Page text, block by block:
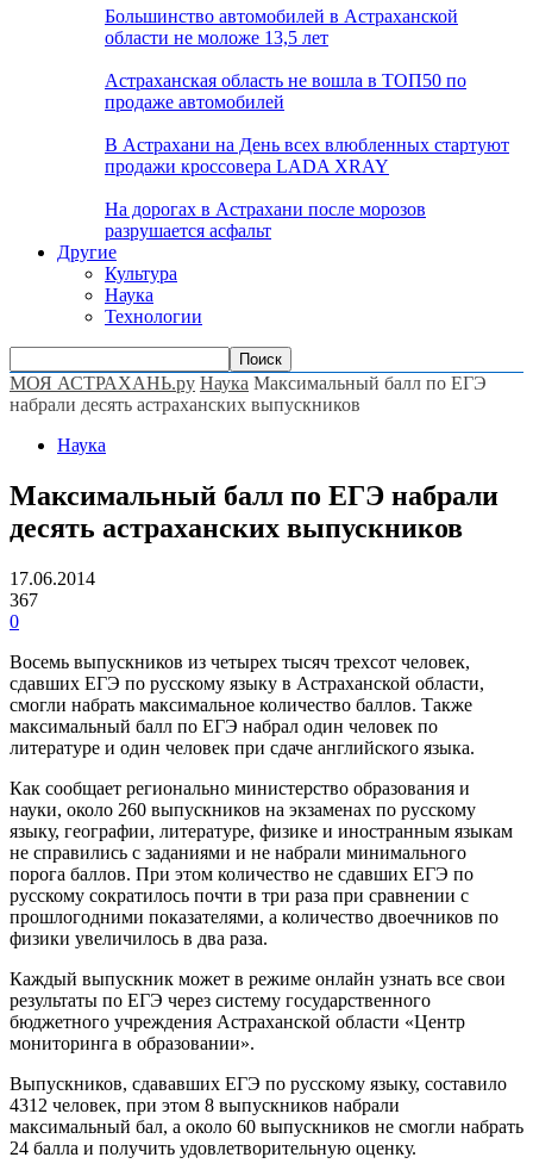
Большинство автомобилей в Астраханской
области не моложе 13,5 лет
Астраханская область не вошла в ТОП50 по
продаже автомобилей
В Астрахани на День всех влюбленных стартуют
продажи кроссовера LADA XRAY
На дорогах в Астрахани после морозов
разрушается асфальт
Другие
Культура
Наука
Технологии
МОЯ АСТРАХАНЬ.ру Наука Максимальный балл по ЕГЭ
набрали десять астраханских выпускников
Наука
Максимальный балл по ЕГЭ набрали
десять астраханских выпускников
17.06.2014
367
0
Восемь выпускников из четырех тысяч трехсот человек,
сдавших ЕГЭ по русскому языку в Астраханской области,
смогли набрать максимальное количество баллов. Также
максимальный балл по ЕГЭ набрал один человек по
литературе и один человек при сдаче английского языка.
Как сообщает регионально министерство образования и
науки, около 260 выпускников на экзаменах по русскому
языку, географии, литературе, физике и иностранным языкам
не справились с заданиями и не набрали минимального
порога баллов. При этом количество не сдавших ЕГЭ по
русскому сократилось почти в три раза при сравнении с
прошлогодними показателями, а количество двоечников по
физики увеличилось в два раза.
Каждый выпускник может в режиме онлайн узнать все свои
результаты по ЕГЭ через систему государственного
бюджетного учреждения Астраханской области «Центр
мониторинга в образовании».
Выпускников, сдававших ЕГЭ по русскому языку, составило
4312 человек, при этом 8 выпускников набрали
максимальный бал, а около 60 выпускников не смогли набрать
24 балла и получить удовлетворительную оценку.